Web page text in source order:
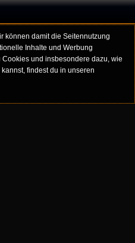
können damit die Seitennutzung
Inhalte und Werbung
und insbesondere dazu, wie
findest du in unseren